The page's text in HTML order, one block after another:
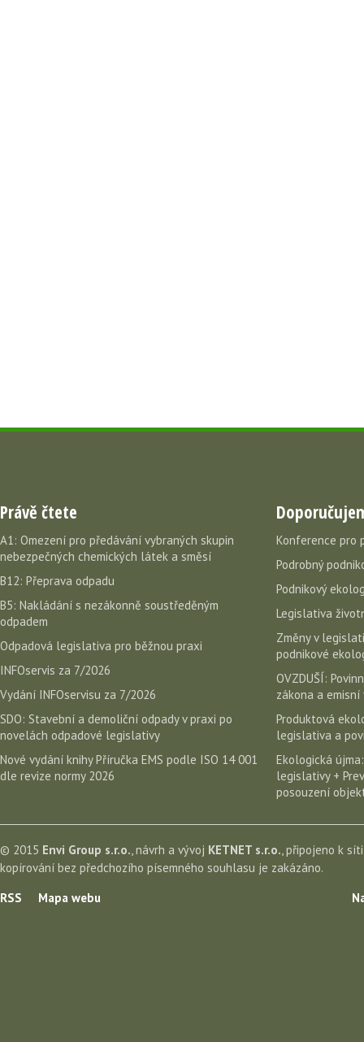
Právě čtete
A1: Omezení pro předávání vybraných skupin
nebezpečných chemických látek a směsí
B12: Přeprava odpadu
B5: Nakládání s nezákonně soustředěným
odpadem
Odpadová legislativa pro běžnou praxi
INFOservis za 7/2026
Vydání INFOservisu za 7/2026
SDO: Stavební a demoliční odpady v praxi po
novelách odpadové legislativy
Nové vydání knihy Příručka EMS podle ISO 14 001
dle revize normy 2026
Konference pro
Podrobný
Podnikový
Legislativa
Změny v
podnikové
OVZDUŠÍ:
zákona a emisní
Produktová
legislativa a
Ekologická
legislativy +
posouzení
© 2015 Envi Group s.r.o., návrh a vývoj KETNET s.r.o., připojeno k
kopírování bez předchozího písemného souhlasu je zakázáno.
RSS
Mapa webu